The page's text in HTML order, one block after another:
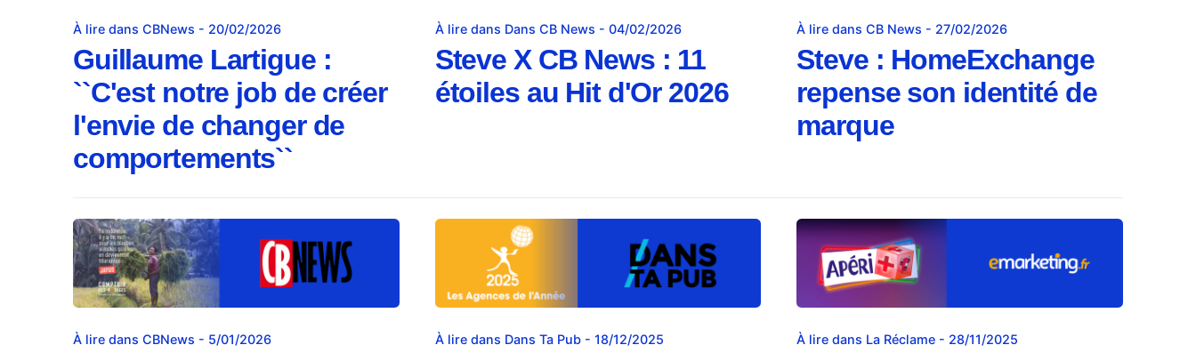
À lire dans CBNews - 20/02/2026
Guillaume Lartigue :
``C'est notre job de créer
l'envie de changer de
comportements``
À lire dans Dans CB News - 04/02/2026
Steve X CB News : 11
étoiles au Hit d'Or 2026
À lire dans CB News - 27/02/2026
Steve : HomeExchange
repense son identité de
marque
À lire dans CBNews - 5/01/2026 À lire dans Dans Ta Pub - 18/12/2025 À lire dans La Réclame - 28/11/2025